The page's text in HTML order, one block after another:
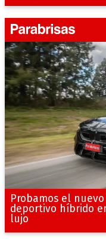
Probamos el
deportivo híbrido
lujo